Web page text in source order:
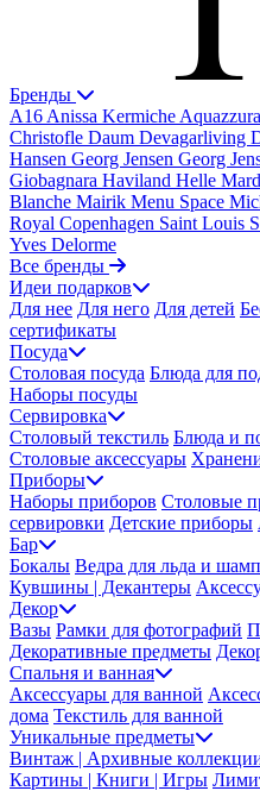
Бренды
A16 Anissa Kermiche
Christofle Daum Devagarliving
Hansen Georg Jensen Georg
Giobagnara Haviland Helle
Blanche Mairik Menu Space
Royal Copenhagen Saint Louis
Yves Delorme
Все бренды
Идеи подарков
Для нее Для него Для детей
сертификаты
Посуда
Столовая посуда Блюда для
Наборы посуды
Сервировка
Столовый текстиль Блюда и
Столовые аксессуары
Приборы
Наборы приборов Столовые
сервировки Детские приборы
Бар
Бокалы Ведра для льда и
Кувшины | Декантеры
Декор
Вазы Рамки для фотографий
Декоративные предметы
Спальня и ванная
Аксессуары для ванной
дома Текстиль для ванной
Уникальные предметы
Винтаж | Архивные
Картины | Книги | Игры